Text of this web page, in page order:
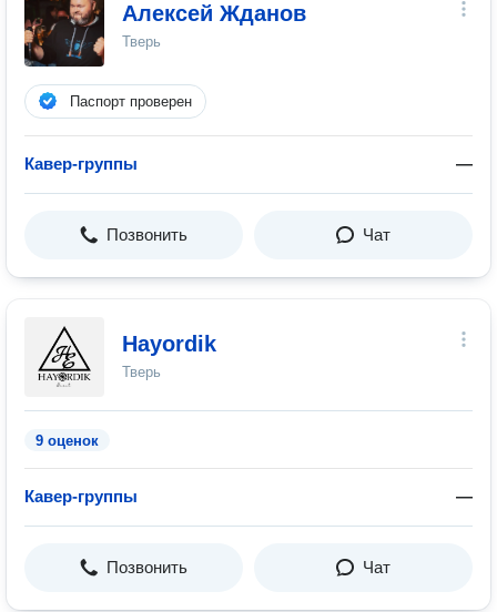
Алексей Жданов
Тверь
Паспорт проверен
Кавер-группы —
Позвонить Чат
Hayordik
Тверь
9 оценок
Кавер-группы —
Позвонить Чат